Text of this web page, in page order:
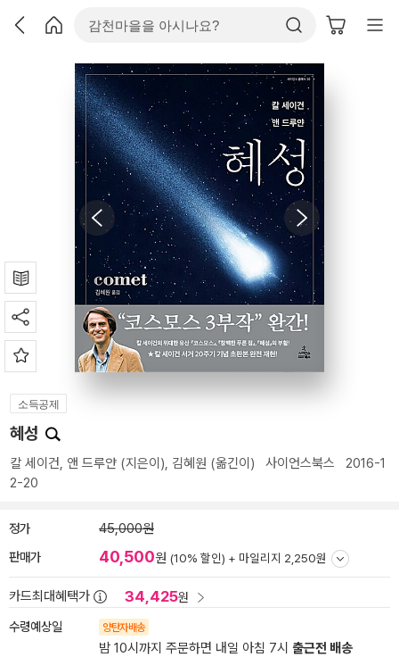
소득공제
혜성
칼 세이건, 앤 드루얀 (지은이), 김혜원 (옮긴이) 사이언스북스 2016-1
2-20
정가 45,000원
판매가 40,500원 (10% 할인) + 마일리지 2,250원
카드최대혜택가 34,425원
수령예상일 양탄자배송
밤 10시까지 주문하면 내일 아침 7시 출근전 배송